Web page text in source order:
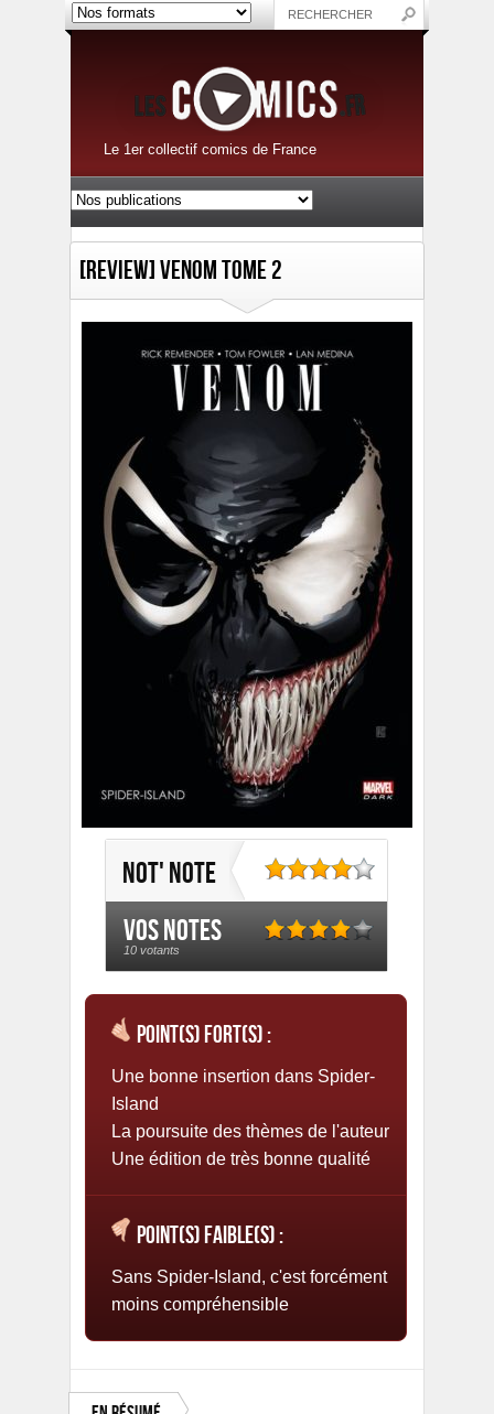
Le 1er collectif comics de France
[Review] Venom Tome 2
Not' note
Vos notes
10 votants
Point(s) fort(s) :
Une bonne insertion dans Spider-
Island
La poursuite des thèmes de l'auteur
Une édition de très bonne qualité
Point(s) faible(s) :
Sans Spider-Island, c'est forcément
moins compréhensible